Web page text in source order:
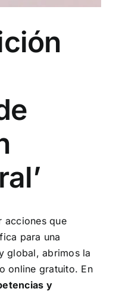
acciones que
para una
global, abrimos la
online gratuito. En
y